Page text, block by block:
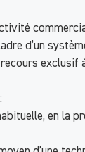
d’un
exclusif
en la